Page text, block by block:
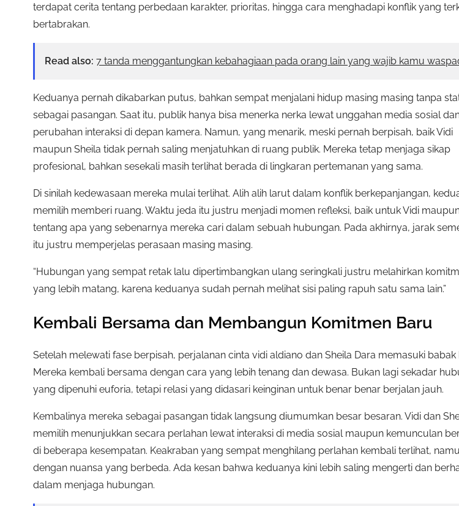
terdapat cerita tentang perbedaan karakter, prioritas, hingga cara menghadapi konflik yang
bertabrakan.
Read also: 7 tanda menggantungkan kebahagiaan pada orang lain yang wajib kamu
Keduanya pernah dikabarkan putus, bahkan sempat menjalani hidup masing masing tanpa
sebagai pasangan. Saat itu, publik hanya bisa menerka nerka lewat unggahan media sosial
perubahan interaksi di depan kamera. Namun, yang menarik, meski pernah berpisah, baik Vidi
maupun Sheila tidak pernah saling menjatuhkan di ruang publik. Mereka tetap menjaga sikap
profesional, bahkan sesekali masih terlihat berada di lingkaran pertemanan yang sama.
Di sinilah kedewasaan mereka mulai terlihat. Alih alih larut dalam konflik berkepanjangan,
memilih memberi ruang. Waktu jeda itu justru menjadi momen refleksi, baik untuk Vidi
tentang apa yang sebenarnya mereka cari dalam sebuah hubungan. Pada akhirnya, jarak
itu justru memperjelas perasaan masing masing.
“Hubungan yang sempat retak lalu dipertimbangkan ulang seringkali justru melahirkan
yang lebih matang, karena keduanya sudah pernah melihat sisi paling rapuh satu sama lain.”
Kembali Bersama dan Membangun Komitmen Baru
Setelah melewati fase berpisah, perjalanan cinta vidi aldiano dan Sheila Dara memasuki babak
Mereka kembali bersama dengan cara yang lebih tenang dan dewasa. Bukan lagi sekadar
yang dipenuhi euforia, tetapi relasi yang didasari keinginan untuk benar benar berjalan jauh.
Kembalinya mereka sebagai pasangan tidak langsung diumumkan besar besaran. Vidi dan
memilih menunjukkan secara perlahan lewat interaksi di media sosial maupun kemunculan
di beberapa kesempatan. Keakraban yang sempat menghilang perlahan kembali terlihat,
dengan nuansa yang berbeda. Ada kesan bahwa keduanya kini lebih saling mengerti dan
dalam menjaga hubungan.